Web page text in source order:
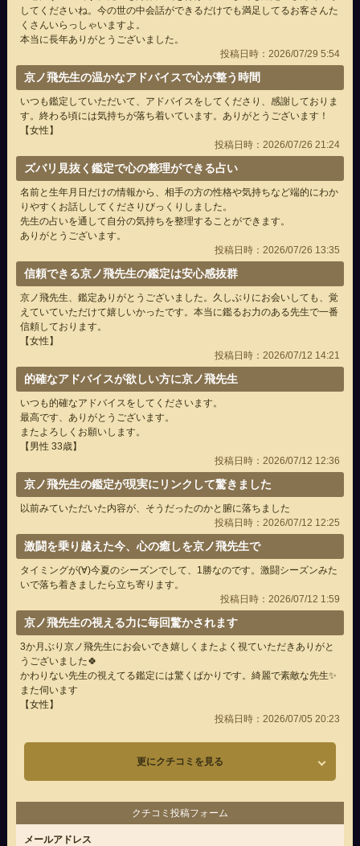
してくださいね。今の世の中会話ができるだけでも満足してるお客さんた
くさんいらっしゃいますよ。
本当に長年ありがとうございました。
投稿日時：2026/07/29 5:54
京ノ飛先生の温かなアドバイスで心が整う時間
いつも鑑定していただいて、アドバイスをしてくださり、感謝しておりま
す。終わる頃には気持ちが落ち着いています。ありがとうございます！
【女性】
投稿日時：2026/07/26 21:24
ズバリ見抜く鑑定で心の整理ができる占い
名前と生年月日だけの情報から、相手の方の性格や気持ちなど端的にわか
りやすくお話ししてくださりびっくりしました。
先生の占いを通して自分の気持ちを整理することができます。
ありがとうございます。
投稿日時：2026/07/26 13:35
信頼できる京ノ飛先生の鑑定は安心感抜群
京ノ飛先生、鑑定ありがとうございました。久しぶりにお会いしても、覚
えていていただけて嬉しいかったです。本当に鑑るお力のある先生で一番
信頼しております。
【女性】
投稿日時：2026/07/12 14:21
的確なアドバイスが欲しい方に京ノ飛先生
いつも的確なアドバイスをしてくださいます。
最高です、ありがとうございます。
またよろしくお願いします。
【男性 33歳】
投稿日時：2026/07/12 12:36
京ノ飛先生の鑑定が現実にリンクして驚きました
以前みていただいた内容が、そうだったのかと腑に落ちました
投稿日時：2026/07/12 12:25
激闘を乗り越えた今、心の癒しを京ノ飛先生で
タイミングが(∀)今夏のシーズンでして、1勝なのです。激闘シーズンみた
いで落ち着きましたら立ち寄ります。
投稿日時：2026/07/12 1:59
京ノ飛先生の視える力に毎回驚かされます
3か月ぶり京ノ飛先生にお会いでき嬉しくまたよく視ていただきありがと
うございました🍀
かわりない先生の視えてる鑑定には驚くばかりです。綺麗で素敵な先生✨
また伺います
【女性】
投稿日時：2026/07/05 20:23
更にクチコミを見る
クチコミ投稿フォーム
メールアドレス